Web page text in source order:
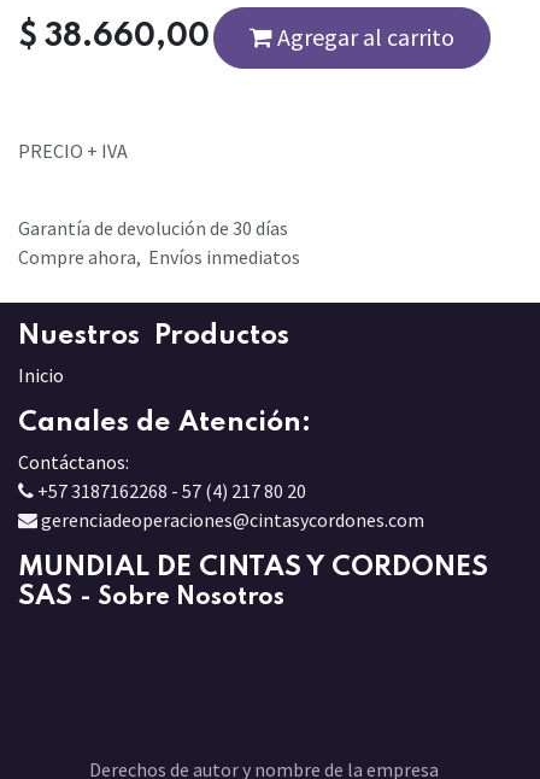
$ 38.660,00 Agregar al carrito
PRECIO + IVA
Garantía de devolución de 30 días
Compre ahora, Envíos inmediatos
Nuestros Productos
Inicio
Canales de Atención:
Contáctanos:
+57 3187162268 - 57 (4) 217 80 20
gerenciadeoperaciones@cintasycordones.com
MUNDIAL DE CINTAS Y CORDONES
SAS - Sobre Nosotros
Derechos de autor y nombre de la empresa